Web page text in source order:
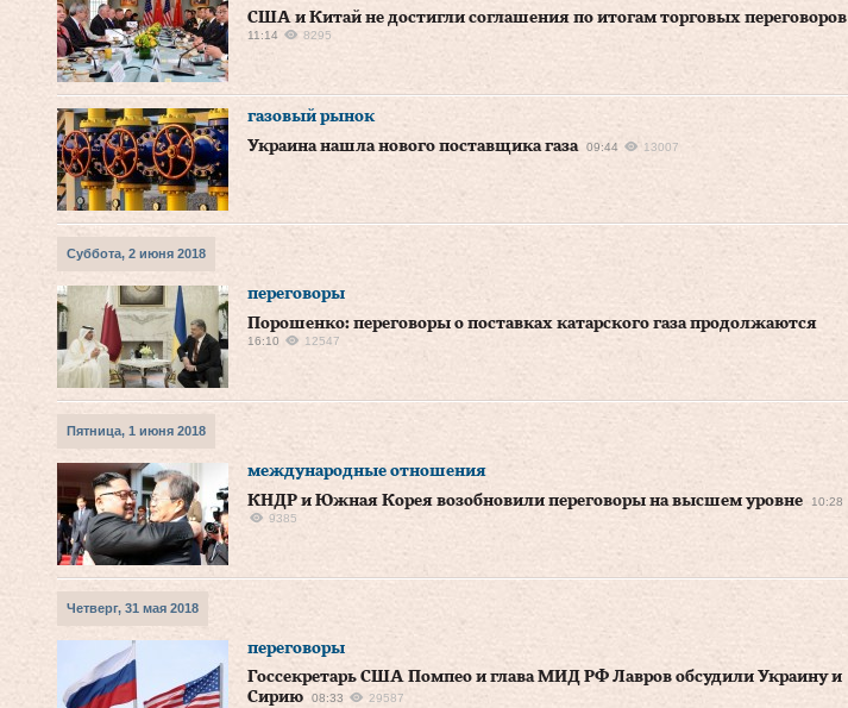
США и Китай не достигли соглашения по итогам торговых переговоров
11:14 8295
газовый рынок
Украина нашла нового поставщика газа
09:44 13007
Суббота, 2 июня 2018
переговоры
Порошенко: переговоры о поставках катарского газа продолжаются
16:10 12547
Пятница, 1 июня 2018
международные отношения
КНДР и Южная Корея возобновили переговоры на высшем уровне
10:28
9385
Четверг, 31 мая 2018
переговоры
Госсекретарь США Помпео и глава МИД РФ Лавров обсудили Украину и
Сирию
08:33 29587